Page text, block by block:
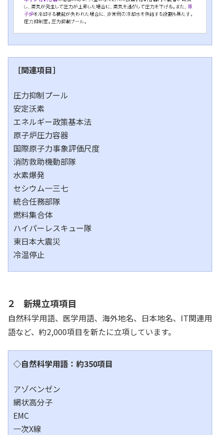
［関連項目］
圧力抑制プール
安定沃素
エネルギー政策基本法
原子炉圧力容器
国際原子力事象評価尺度
消防救助機動部隊
水素爆発
セシウム一三七
統合任務部隊
燃料集合体
ハイパーレスキュー隊
東日本大震災
冷温停止
２ 新規立項項目
自然科学用語、医学用語、海外地名、日本地名、IT関連用
語など、約2,000項目を新たに立項しています。
◇自然科学用語：約350項目
アゾベンゼン
網状高分子
EMC
一次X線